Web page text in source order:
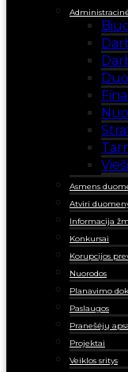
Asmens
Atviri
Informacija
Konkursai
Korupcijos
Nuorodos
Planavimo
Paslaugos
Pranešėjų
Projektai
Veiklos sritys